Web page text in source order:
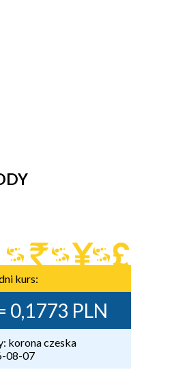
kurs:
0,1773 PLN
korona czeska
08-07